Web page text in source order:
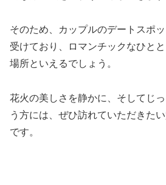
そのため、カップルのデートスポ
受けており、ロマンチックなひと
場所といえるでしょう。
花火の美しさを静かに、そしてじ
う方には、ぜひ訪れていただきた
です。